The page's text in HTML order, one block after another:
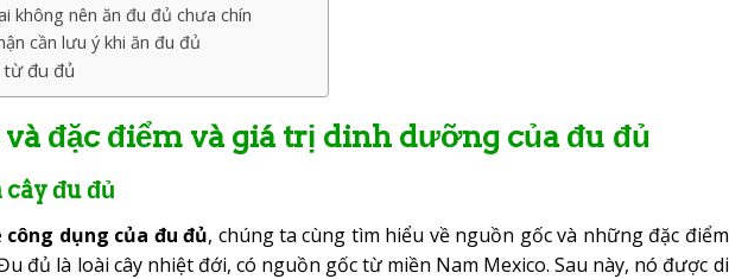
không nên ăn đu đủ chưa chín
cần lưu ý khi ăn đu đủ
từ đu đủ
đặc điểm và giá trị dinh dưỡng của đu đủ
cây đu đủ
công dụng của đu đủ, chúng ta cùng tìm hiểu về nguồn gốc và những đặc điểm
đủ là loài cây nhiệt đới, có nguồn gốc từ miền Nam Mexico. Sau này, nó được di